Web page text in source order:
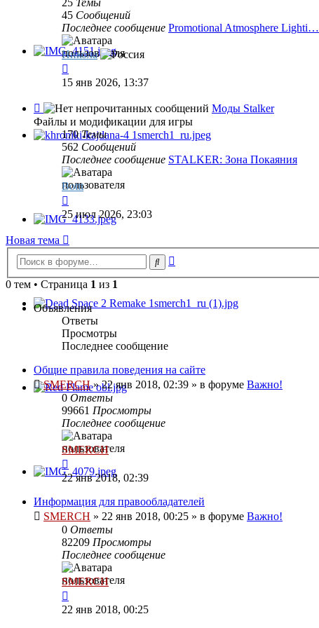
Witcher
25 Темы
45 Сообщений
Последнее сообщение Promotional Atmosphere Lighti…
Никола
к
последнему
сообщению
15 янв 2026, 13:37
Канал
-
Моды
Stalker
Моды Stalker
Файлы и модификации для игры
170Темы
562 Сообщений
Последнее сообщение STALKER: Зона Покаяния
Bottt
к
последнему
25 июл 2026, 23:03
Новая тема
Поиск
0 тем • Страница 1 из 1
Объявления
Ответы
Просмотры
Последнее сообщение
Общие правила поведения на сайте
SMERCH»22 янв 2018, 02:39 » в форуме Важно!
0 Ответы
99661 Просмотры
Последнее сообщение
SMERCH
22 янв 2018, 02:39
Информация для правообладателей
SMERCH » 22 янв 2018, 00:25 » в форуме Важно!
0 Ответы
82209 Просмотры
Последнее сообщение
SMERCH
22 янв 2018, 00:25